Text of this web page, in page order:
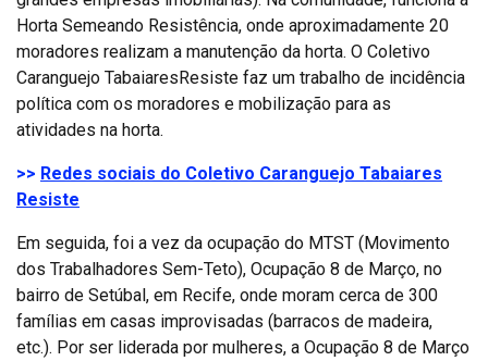
Horta Semeando Resistência, onde aproximadamente 20
moradores realizam a manutenção da horta. O Coletivo
Caranguejo TabaiaresResiste faz um trabalho de incidência
política com os moradores e mobilização para as
atividades na horta.
>> Redes sociais do Coletivo Caranguejo Tabaiares
Resiste
Em seguida, foi a vez da ocupação do MTST (Movimento
dos Trabalhadores Sem-Teto), Ocupação 8 de Março, no
bairro de Setúbal, em Recife, onde moram cerca de 300
famílias em casas improvisadas (barracos de madeira,
etc.). Por ser liderada por mulheres, a Ocupação 8 de Março